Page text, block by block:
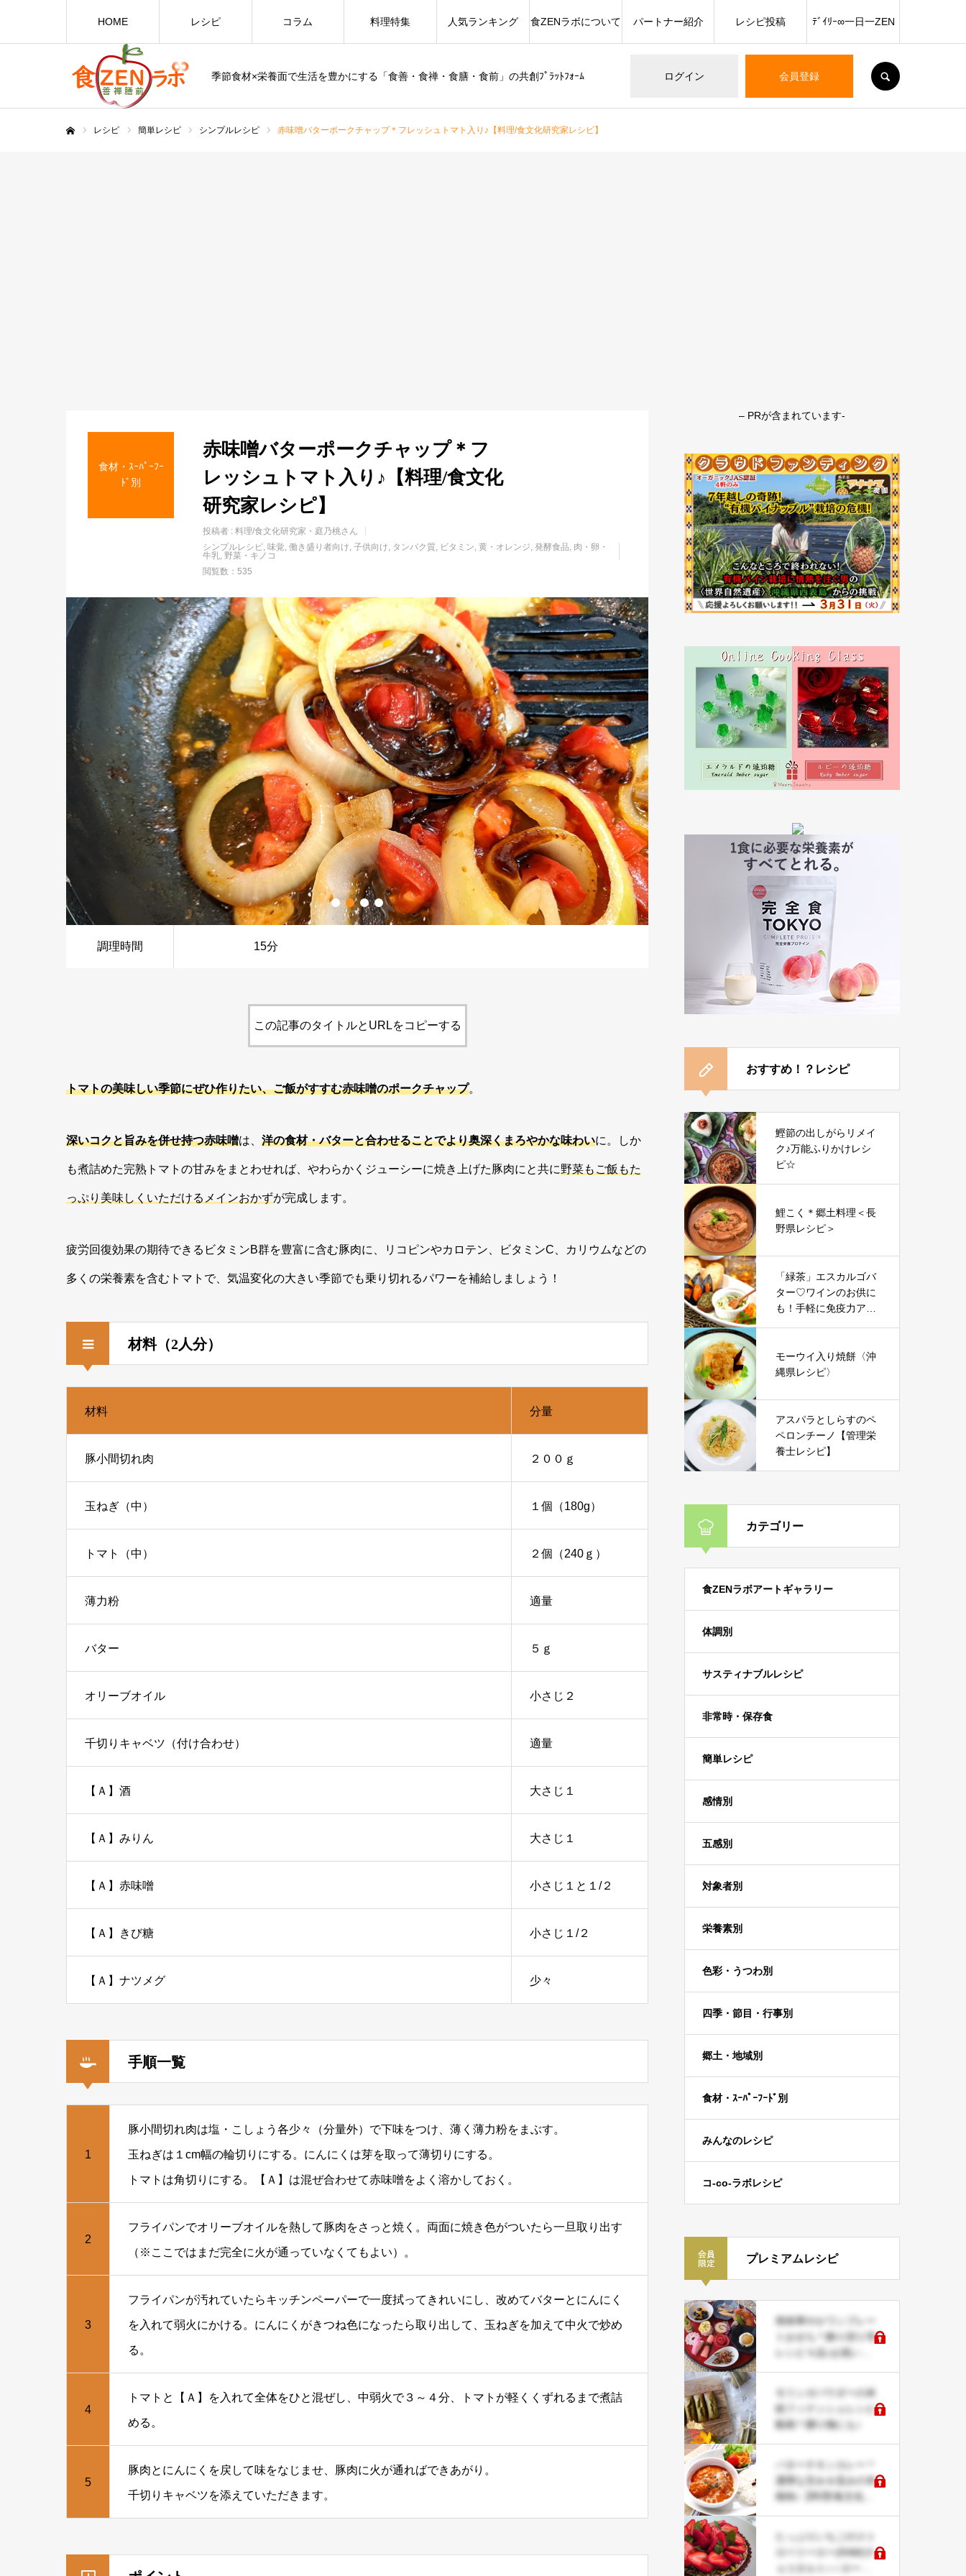
季節食材×栄養面で生活を豊かにする「食善・食禅・食膳・食前」の共創ﾌﾟﾗｯﾄﾌｫｰﾑ ログイン 会員登録
HOME レシピ コラム 料理特集 人気ランキング 食ZENラボについて パートナー紹介 レシピ投稿 ﾃﾞｲﾘｰ∞一日一ZEN
レシピ 簡単レシピ シンプルレシピ 赤味噌バターポークチャップ＊フレッシュトマト入り♪【料理/食文化研究家レシピ】
食材・ｽｰﾊﾟｰﾌｰ
ﾄﾞ別
赤味噌バターポークチャップ＊フ
レッシュトマト入り♪【料理/食文化
研究家レシピ】
投稿者 : 料理/食文化研究家・庭乃桃さん
シンプルレシピ 味覚 働き盛り者向け 子供向け タンパク質 ビタミン 黄・オレンジ 発酵食品 肉・卵・
牛乳 野菜・キノコ
閲覧数：535
調理時間 15分
この記事のタイトルとURLをコピーする
トマトの美味しい季節にぜひ作りたい、ご飯がすすむ赤味噌のポークチャップ。
深いコクと旨みを併せ持つ赤味噌は、 洋の食材・バターと合わせることでより奥深くまろやかな味わいに。しか
も煮詰めた完熟トマトの甘みをまとわせれば、やわらかくジューシーに焼き上げた豚肉にと共に野菜もご飯もた
っぷり美味しくいただけるメインおかずが完成します。
疲労回復効果の期待できるビタミンB群を豊富に含む豚肉に、リコピンやカロテン、ビタミンC、カリウムなどの
多くの栄養素を含むトマトで、気温変化の大きい季節でも乗り切れるパワーを補給しましょう！
材料（2人分）
材料 分量
豚小間切れ肉 ２００ｇ
玉ねぎ（中） １個（180g）
トマト（中） ２個（240ｇ）
薄力粉 適量
バター ５ｇ
オリーブオイル 小さじ２
千切りキャベツ（付け合わせ） 適量
【Ａ】酒 大さじ１
【Ａ】みりん 大さじ１
【Ａ】赤味噌 小さじ１と１/２
【Ａ】きび糖 小さじ１/２
【Ａ】ナツメグ 少々
手順一覧
1
豚小間切れ肉は塩・こしょう各少々（分量外）で下味をつけ、薄く薄力粉をまぶす。
玉ねぎは１cm幅の輪切りにする。にんにくは芽を取って薄切りにする。
トマトは角切りにする。【Ａ】は混ぜ合わせて赤味噌をよく溶かしておく。
2
フライパンでオリーブオイルを熱して豚肉をさっと焼く。両面に焼き色がついたら一旦取り出す
（※ここではまだ完全に火が通っていなくてもよい）。
3
フライパンが汚れていたらキッチンペーパーで一度拭ってきれいにし、改めてバターとにんにく
を入れて弱火にかける。にんにくがきつね色になったら取り出して、玉ねぎを加えて中火で炒め
る。
4
トマトと【Ａ】を入れて全体をひと混ぜし、中弱火で３～４分、トマトが軽くくずれるまで煮詰
める。
5
豚肉とにんにくを戻して味をなじませ、豚肉に火が通ればできあがり。
千切りキャベツを添えていただきます。
– PRが含まれています-
おすすめ！？レシピ
鰹節の出しがらリメイ
ク♪万能ふりかけレシ
ピ☆
鯉こく＊郷土料理＜長
野県レシピ＞
「緑茶」エスカルゴバ
ター♡ワインのお供に
も！手軽に免疫力アッ
モーウイ入り焼餅〈沖
縄県レシピ〉
アスパラとしらすのペ
ペロンチーノ【管理栄
養士レシピ】
カテゴリー
食ZENラボアートギャラリー
体調別
サスティナブルレシピ
非常時・保存食
簡単レシピ
感情別
五感別
対象者別
栄養素別
色彩・うつわ別
四季・節目・行事別
郷土・地域別
食材・ｽｰﾊﾟｰﾌｰﾄﾞ別
みんなのレシピ
コ-co-ラボレシピ
プレミアムレシピ
簡単華やかワンプレー
トおせち＊飾り切り等
レシピ４品♪お祝い事
モリンガパウダーの米
粉フィナンシェレシピ
動画＊贈り物にも♪
濃厚な甘み＆旨みの本
格味♪【料理/食文化研
ロベリーロー(RAW)チ